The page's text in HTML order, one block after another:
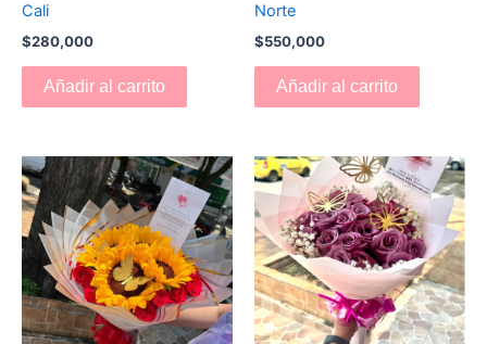
Cali
$280,000
Añadir al carrito
Norte
$550,000
Añadir al carrito